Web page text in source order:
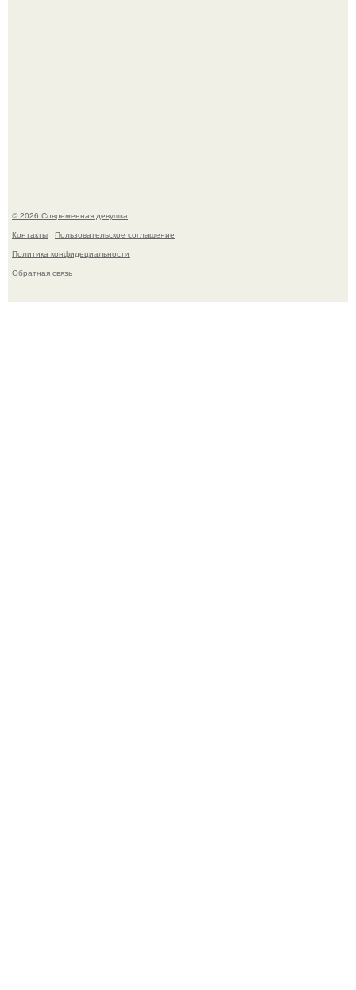
© 2026 Современная девушка
Контакты
Пользовательское соглашение
Политика конфидециальности
Обратная связь